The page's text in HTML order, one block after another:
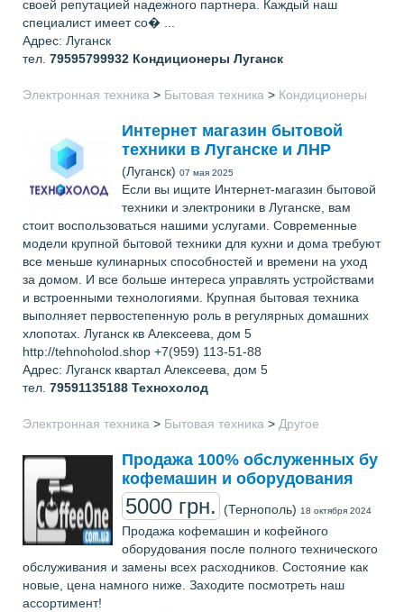
своей репутацией надежного партнера. Каждый наш
специалист имеет со� ...
Адрес: Луганск
тел. 79595799932 Кондиционеры Луганск
Электронная техника > Бытовая техника > Кондиционеры
Интернет магазин бытовой
техники в Луганске и ЛНР
(Луганск) 07 мая 2025
Если вы ищите Интернет-магазин бытовой
техники и электроники в Луганске, вам
стоит воспользоваться нашими услугами. Современные
модели крупной бытовой техники для кухни и дома требуют
все меньше кулинарных способностей и времени на уход
за домом. И все больше интереса управлять устройствами
и встроенными технологиями. Крупная бытовая техника
выполняет первостепенную роль в регулярных домашних
хлопотах. Луганск кв Алексеева, дом 5
http://tehnoholod.shop +7(959) 113-51-88
Адрес: Луганск квартал Алексеева, дом 5
тел. 79591135188 Технохолод
Электронная техника > Бытовая техника > Другое
Продажа 100% обслуженных бу
кофемашин и оборудования
5000 грн. (Тернополь) 18 октября 2024
Продажа кофемашин и кофейного
оборудования после полного технического
обслуживания и замены всех расходников. Состояние как
новые, цена намного ниже. Заходите посмотреть наш
ассортимент!